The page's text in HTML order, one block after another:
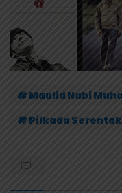
# Maulid Nabi
# Pilkada Serentak